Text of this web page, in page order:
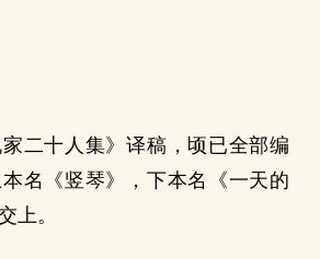
十人集》译稿，顷已全部编
名《竖琴》，下本名《一天的
上。